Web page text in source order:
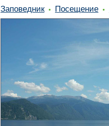
Заповедник Посещение